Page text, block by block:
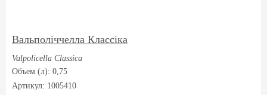
Вальполіччелла Классіка
Valpolicella Classica
Объем (л): 0,75
Артикул: 1005410